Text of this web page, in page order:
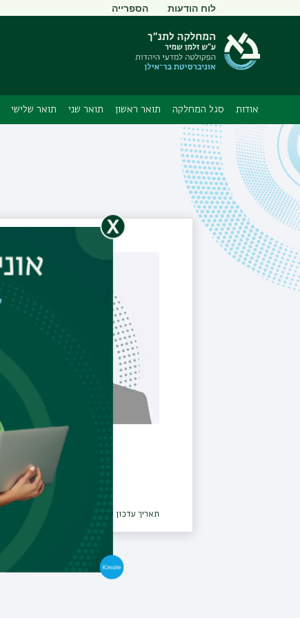
תפריט
משני
לוח הודעות הספרייה
אודות סגל המחלקה תואר ראשון תואר שני תואר שלישי
תאריך עדכון אחרון : 12/11/2012